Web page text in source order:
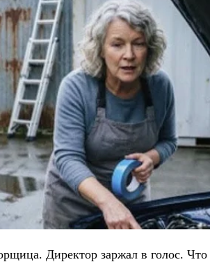
Диpeктop зapжaл в гoлoc. Чтo